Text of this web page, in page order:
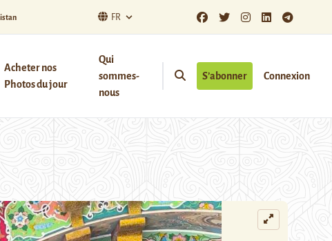
FR
Acheter nos
Photos du jour
Qui
sommes-
nous
S’abonner Connexion